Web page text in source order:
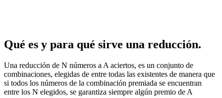
Qué es y para qué sirve una reducción.
Una reducción de N números a A aciertos, es un conjunto de
combinaciones, elegidas de entre todas las existentes de manera que
si todos los números de la combinación premiada se encuentran
entre los N elegidos, se garantiza siempre algún premio de A